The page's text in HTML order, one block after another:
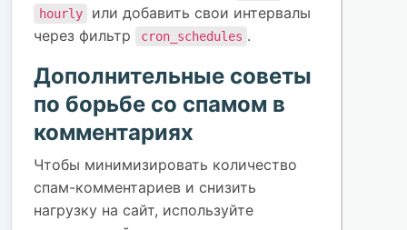
hourly
или добавить свои интервалы
через фильтр
cron_schedules .
Дополнительные советы
по борьбе со спамом в
комментариях
Чтобы минимизировать количество
спам-комментариев и снизить
нагрузку на сайт, используйте